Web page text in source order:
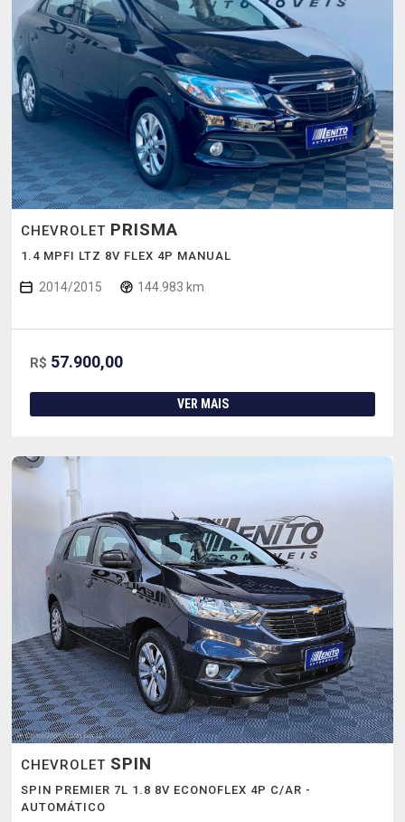
CHEVROLET PRISMA
1.4 MPFI LTZ 8V FLEX 4P MANUAL
2014/2015 144.983 km
R$ 57.900,00
VER MAIS
CHEVROLET SPIN
SPIN PREMIER 7L 1.8 8V ECONOFLEX 4P C/AR -
AUTOMÁTICO